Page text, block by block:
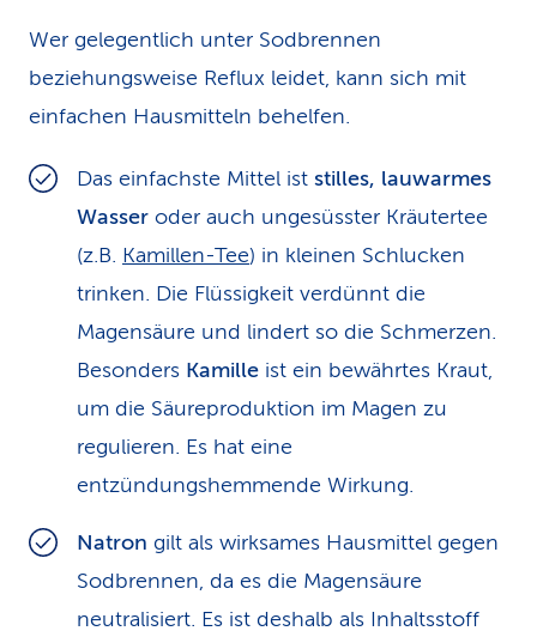
Wer gelegentlich unter Sodbrennen
beziehungsweise Reflux leidet, kann sich mit
einfachen Hausmitteln behelfen.
Das einfachste Mittel ist stilles, lauwarmes
Wasser oder auch unge­süsster Kräutertee
(z.B. Kamillen-Tee) in kleinen Schlucken
trinken. Die Flüssigkeit verdünnt die
Magensäure und lindert so die Schmerzen.
Besonders Kamille ist ein bewährtes Kraut,
um die Säureproduktion im Magen zu
regulieren. Es hat eine
entzündungshemmende Wirkung.
Natron gilt als wirksames Hausmittel gegen
Sodbrennen, da es die Ma­gensäure
neutralisiert. Es ist deshalb als Inhaltsstoff